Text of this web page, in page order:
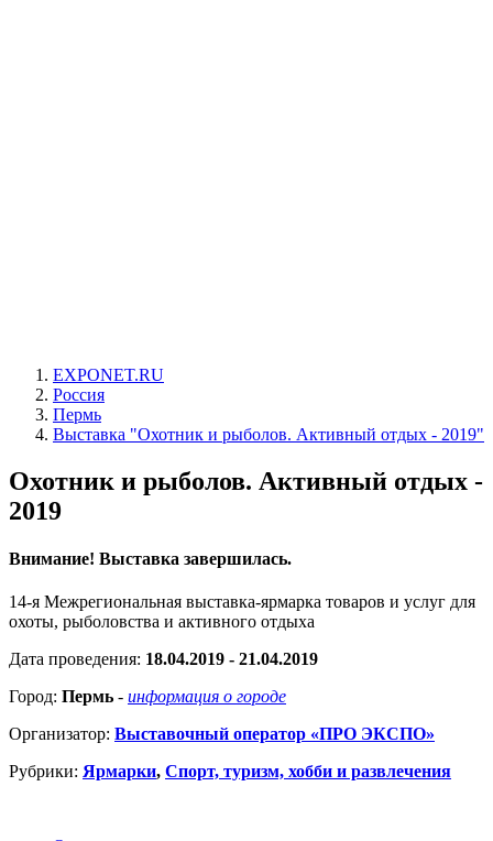
EXPONET.RU
Россия
Пермь
Выставка "Охотник и рыболов. Активный отдых - 2019"
Охотник и рыболов. Активный отдых -
2019
Внимание! Выставка завершилась.
14-я Межрегиональная выставка-ярмарка товаров и услуг для
охоты, рыболовства и активного отдыха
Дата проведения: 18.04.2019 - 21.04.2019
Город: Пермь - информация о городе
Организатор: Выставочный оператор «ПРО ЭКСПО»
Рубрики: Ярмарки, Спорт, туризм, хобби и развлечения